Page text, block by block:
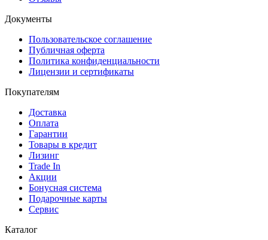
Документы
Пользовательское соглашение
Публичная оферта
Политика конфиденциальности
Лицензии и сертификаты
Покупателям
Доставка
Оплата
Гарантии
Товары в кредит
Лизинг
Trade In
Акции
Бонусная система
Подарочные карты
Сервис
Каталог